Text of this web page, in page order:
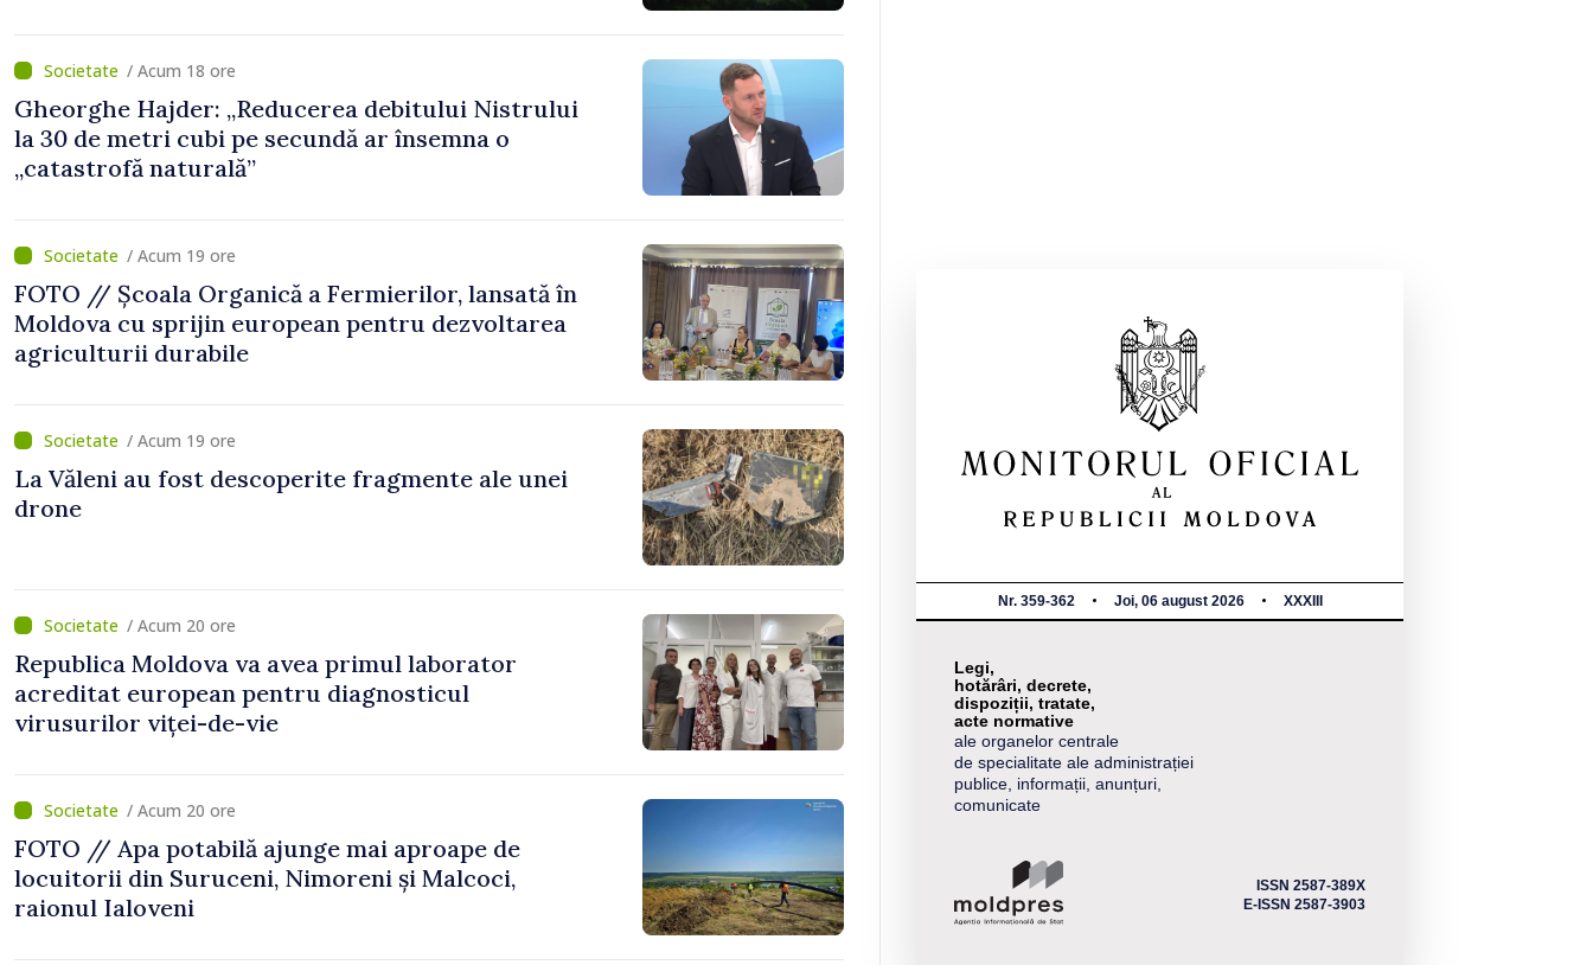
/ Acum 18 ore
Gheorghe Hajder: „Reducerea debitului Nistrului
la 30 de metri cubi pe secundă ar însemna o
„catastrofă naturală”
/ Acum 19 ore
FOTO // Școala Organică a Fermierilor, lansată în
Moldova cu sprijin european pentru dezvoltarea
agriculturii durabile
/ Acum 19 ore
La Văleni au fost descoperite fragmente ale unei
drone
/ Acum 20 ore
Republica Moldova va avea primul laborator
acreditat european pentru diagnosticul
virusurilor viței-de-vie
/ Acum 20 ore
FOTO // Apa potabilă ajunge mai aproape de
locuitorii din Suruceni, Nimoreni și Malcoci,
raionul Ialoveni
Nr. 359-362 Joi, 06 august 2026 XXXIII
Legi,
hotărâri, decrete,
dispoziții, tratate,
acte normative
ale organelor centrale
de specialitate ale administrației
publice, informații, anunțuri,
comunicate
ISSN 2587-389X
E-ISSN 2587-3903